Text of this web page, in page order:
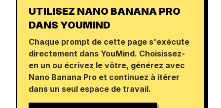
UTILISEZ NANO BANANA PRO
DANS YOUMIND
Chaque prompt de cette page s'exécute
directement dans YouMind. Choisissez-
en un ou écrivez le vôtre, générez avec
Nano Banana Pro et continuez à itérer
dans un seul espace de travail.